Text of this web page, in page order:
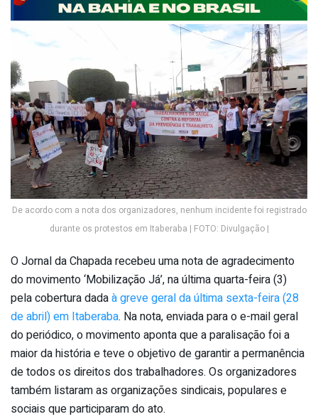
De acordo com a nota dos organizadores, nenhum incidente foi registrado
durante os protestos em Itaberaba | FOTO: Divulgação |
O Jornal da Chapada recebeu uma nota de agradecimento
do movimento ‘Mobilização Já’, na última quarta-feira (3)
pela cobertura dadaà greve geral da última sexta-feira (28
de abril) em Itaberaba. Na nota, enviada para o e-mail geral
do periódico, o movimento aponta que a paralisação foi a
maior da história e teve o objetivo de garantir a permanência
de todos os direitos dos trabalhadores. Os organizadores
também listaram as organizações sindicais, populares e
sociais que participaram do ato.